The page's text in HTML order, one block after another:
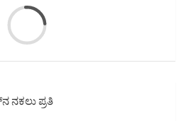
ನಕಲು ಪ್ರತಿ